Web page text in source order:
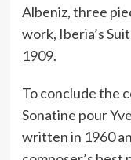
Albeniz, three
work, Iberia’s
1909.
To conclude the
Sonatine pour
written in 1960